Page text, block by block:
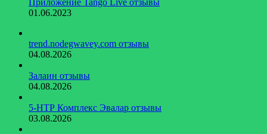
Приложение Tango Live отзывы
01.06.2023
trend.nodegwavey.com отзывы
04.08.2026
Залаин отзывы
04.08.2026
5-НТР Комплекс Эвалар отзывы
03.08.2026